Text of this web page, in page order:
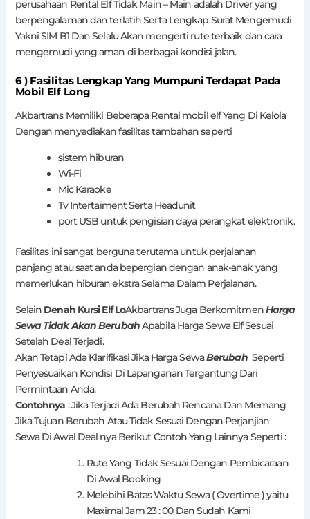
perusahaan Rental Elf Tidak Main – Main adalah Driver yang
berpengalaman dan terlatih Serta Lengkap Surat Mengemudi
Yakni SIM B1 Dan Selalu Akan mengerti rute terbaik dan cara
mengemudi yang aman di berbagai kondisi jalan.
6 ) Fasilitas Lengkap Yang Mumpuni Terdapat Pada
Mobil Elf Long
Akbartrans Memiliki Beberapa Rental mobil elf Yang Di Kelola
Dengan menyediakan fasilitas tambahan seperti
sistem hiburan
Wi-Fi
Mic Karaoke
Tv Intertaiment Serta Headunit
port USB untuk pengisian daya perangkat elektronik.
Fasilitas ini sangat berguna terutama untuk perjalanan
panjang atau saat anda bepergian dengan anak-anak yang
memerlukan hiburan ekstra Selama Dalam Perjalanan.
Selain Denah Kursi Elf LoAkbartrans Juga BerkomitmenHarga
Sewa Tidak Akan BerubahApabila Harga Sewa Elf Sesuai
Setelah Deal Terjadi.
Akan Tetapi Ada Klarifikasi Jika Harga SewaBerubah Seperti
Penyesuaikan Kondisi Di Lapanganan Tergantung Dari
Permintaan Anda.
Contohnya : Jika Terjadi Ada Berubah Rencana Dan Memang
Jika Tujuan Berubah Atau Tidak Sesuai Dengan Perjanjian
Sewa Di Awal Deal nya Berikut Contoh Yang Lainnya Seperti :
Rute Yang Tidak Sesuai Dengan Pembicaraan
Di Awal Booking
Melebihi Batas Waktu Sewa ( Overtime ) yaitu
Maximal Jam 23 : 00 Dan Sudah Kami